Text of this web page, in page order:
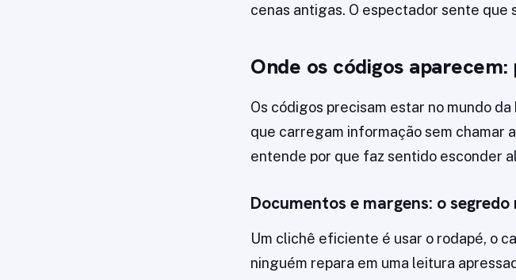
cenas antigas. O espectador sente que
Onde os códigos
Os códigos precisam estar no mundo
que carregam informação sem chamar
entende por que faz sentido esconder
Documentos e margens: o segredo
Um clichê eficiente é usar o rodapé, o
ninguém repara em uma leitura